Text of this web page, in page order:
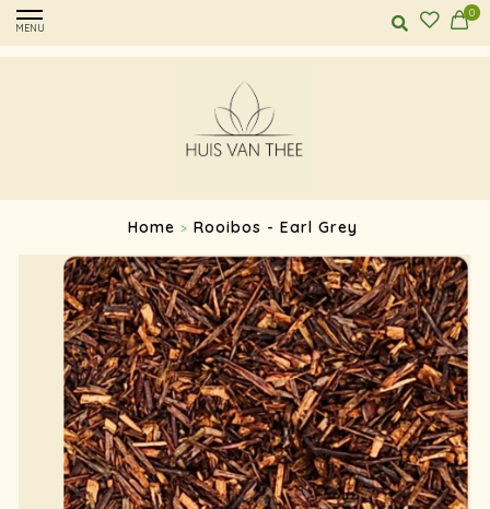
MENU
0
Home > Rooibos - Earl Grey